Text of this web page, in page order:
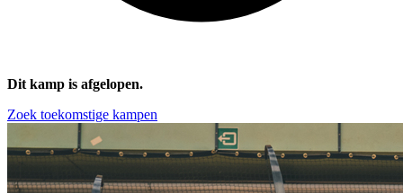
Dit kamp is afgelopen.
Zoek toekomstige kampen